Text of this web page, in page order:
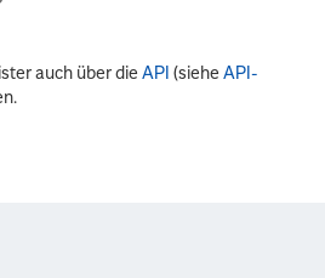
auch über dieAPI (sieheAPI-